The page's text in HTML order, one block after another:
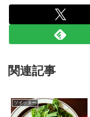
関連記事
ツイッター